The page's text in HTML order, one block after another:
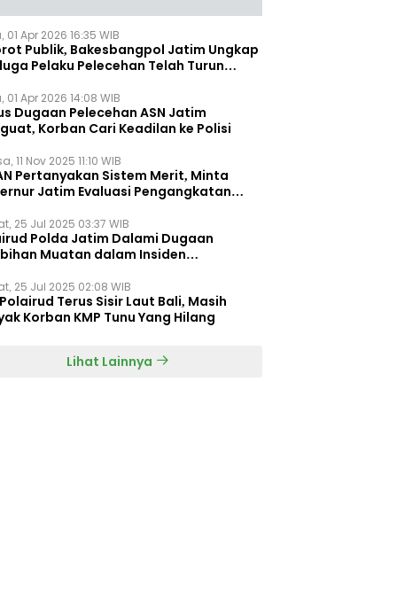
01 Apr 2026 16:35 WIB
Publik, Bakesbangpol Jatim Ungkap
Pelaku Pelecehan Telah Turun
01 Apr 2026 14:08 WIB
Dugaan Pelecehan ASN Jatim
Korban Cari Keadilan ke Polisi
11 Nov 2025 11:10 WIB
Pertanyakan Sistem Merit, Minta
Jatim Evaluasi Pengangkatan
25 Jul 2025 03:37 WIB
Polda Jatim Dalami Dugaan
Muatan dalam Insiden
25 Jul 2025 02:08 WIB
Terus Sisir Laut Bali, Masih
Korban KMP Tunu Yang Hilang
Lihat Lainnya